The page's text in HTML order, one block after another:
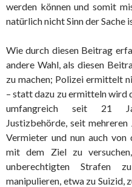
werden können und somit
natürlich nicht Sinn der Sache
Wie durch diesen Beitrag
andere Wahl, als diesen
zu machen; Polizei ermittelt
– statt dazu zu ermitteln wird
umfangreich seit 21
Justizbehörde, seit
Vermieter und nun auch von
mit dem Ziel zu
unberechtigten Strafen
manipulieren, etwa zu Suizid,